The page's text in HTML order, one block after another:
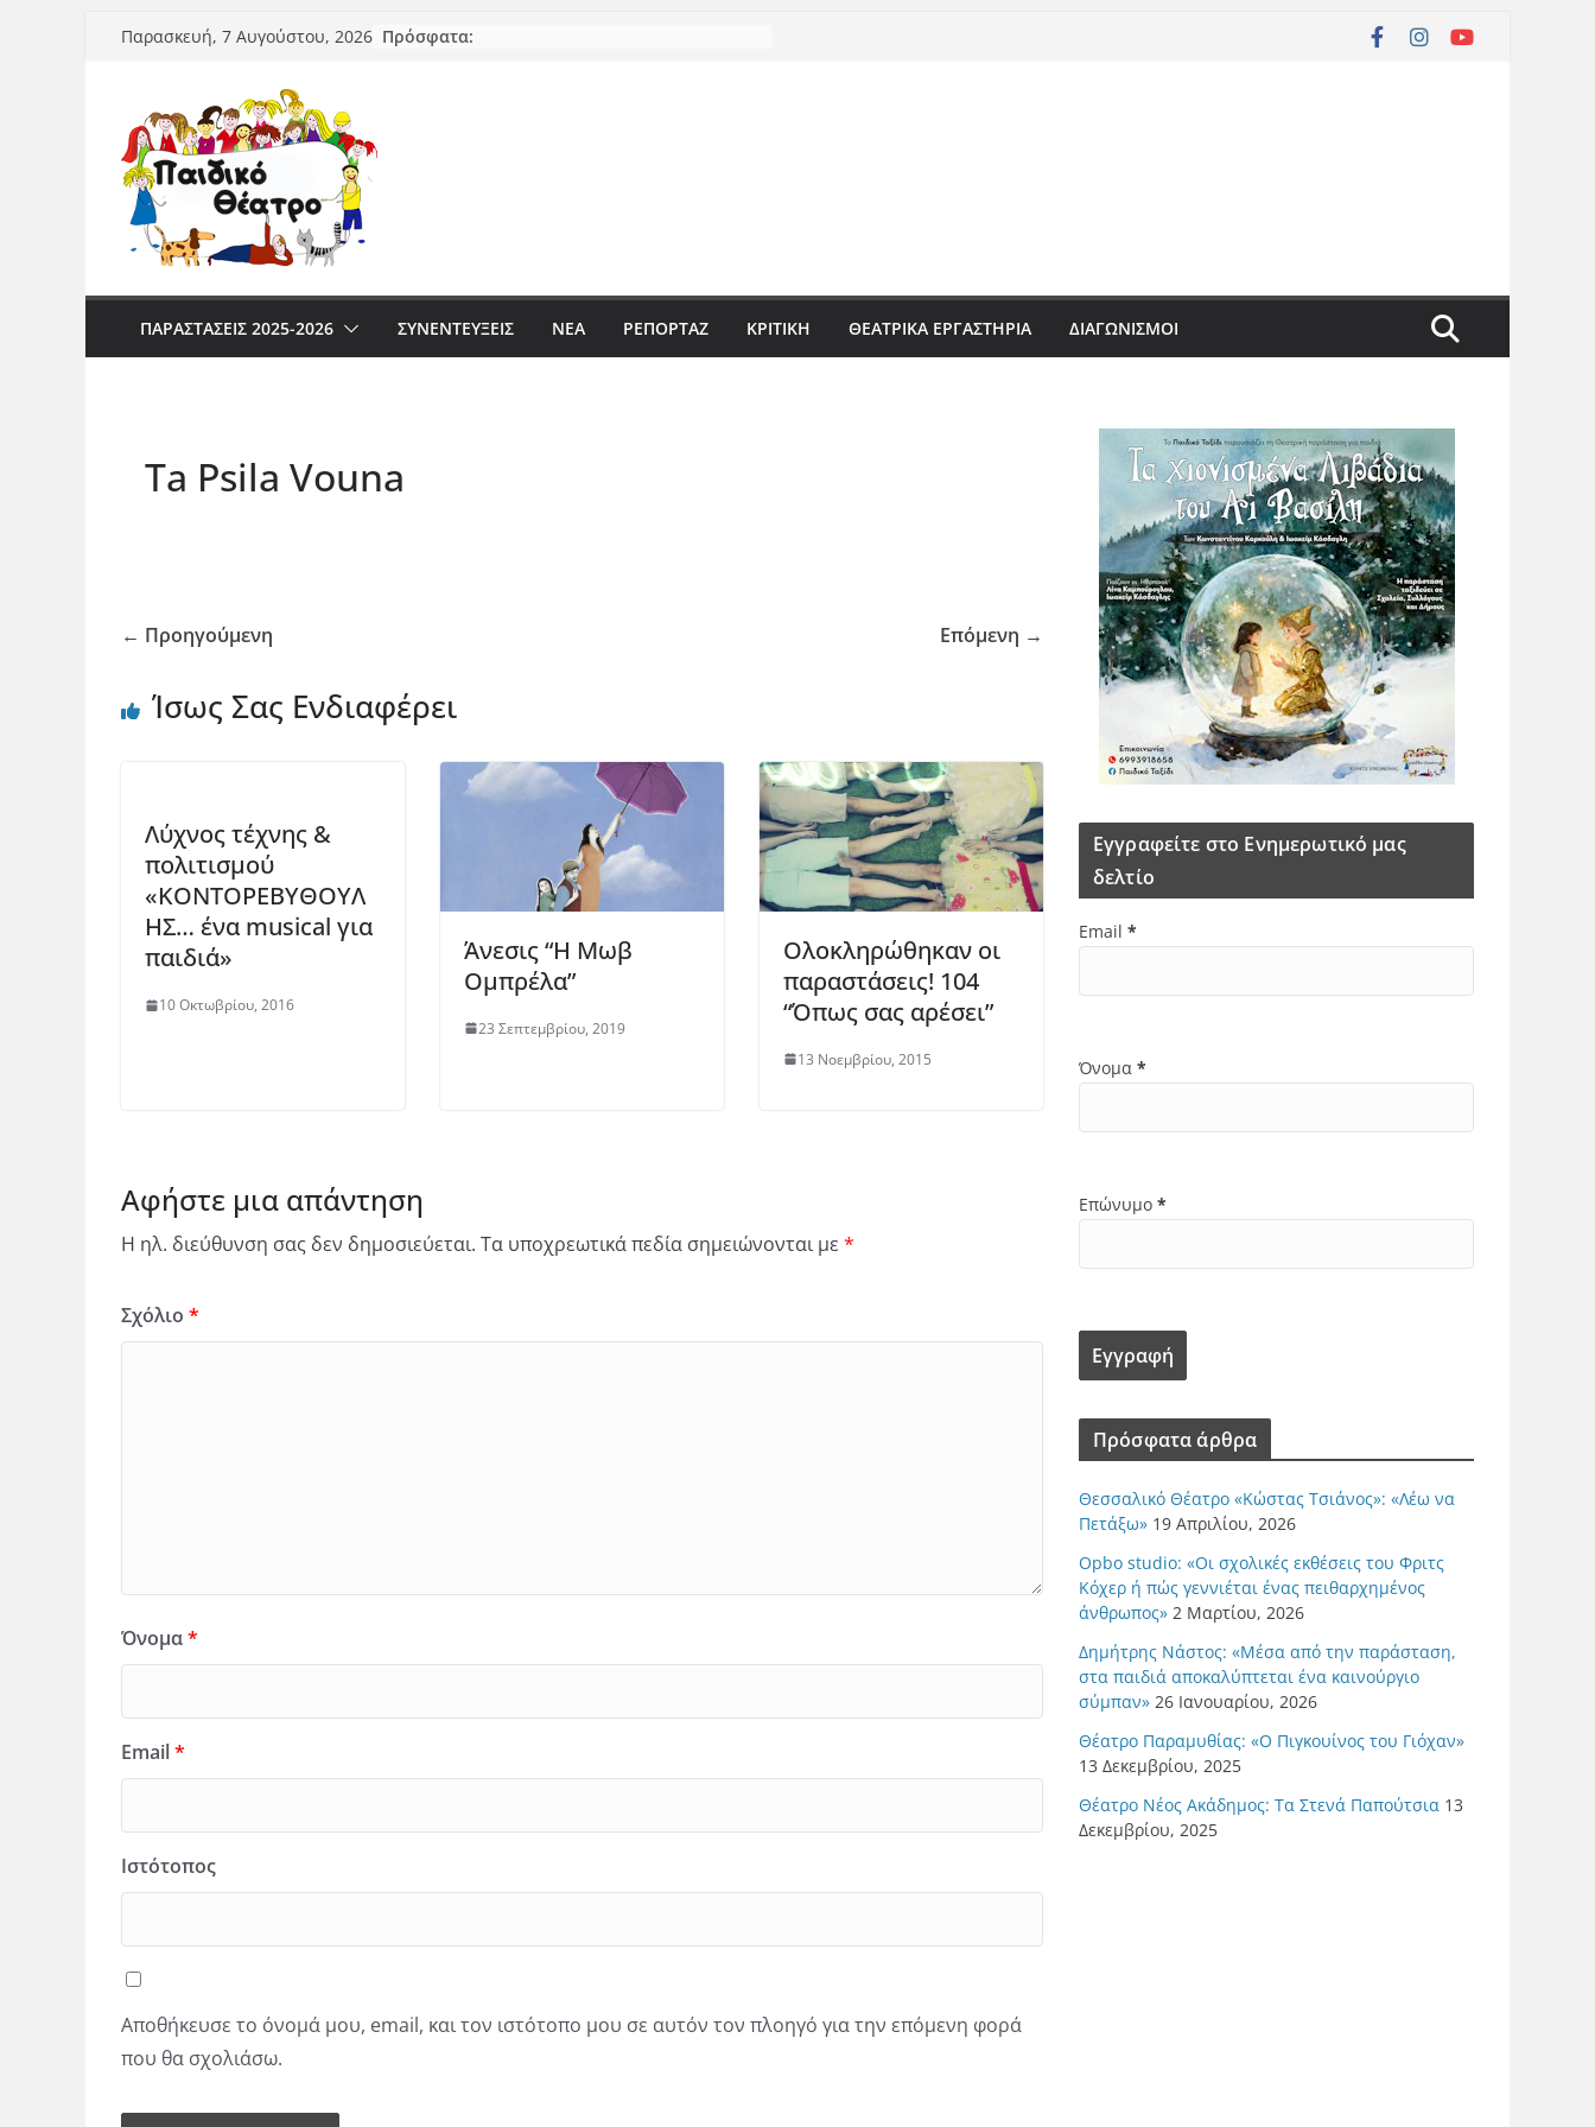
Μετάβαση
Παρασκευή, 7 Αυγούστου, 2026 Πρόσφατα:
ΠΑΡΑΣΤΆΣΕΙΣ 2025-2026 ΣΥΝΕΝΤΕΥΞΕΙΣ ΝΈΑ ΡΕΠΟΡΤΆΖ ΚΡΙΤΙΚΗ ΘΕΑΤΡΙΚΑ ΕΡΓΑΣΤΗΡΙΑ ΔΙΑΓΩΝΙΣΜΟΙ
Ta Psila Vouna
← Προηγούμενη Επόμενη →
Ίσως Σας Ενδιαφέρει
Λύχνος τέχνης &
πολιτισμού
«ΚΟΝΤΟΡΕΒΥΘΟΥΛ
ΗΣ… ένα musical για
παιδιά»
10 Οκτωβρίου, 2016
Άνεσις “Η Μωβ
Ομπρέλα”
23 Σεπτεμβρίου, 2019
Ολοκληρώθηκαν οι
παραστάσεις! 104
“Όπως σας αρέσει”
13 Νοεμβρίου, 2015
Αφήστε μια απάντηση
Η ηλ. διεύθυνση σας δεν δημοσιεύεται. Τα υποχρεωτικά πεδία σημειώνονται με *
Σχόλιο *
Όνομα*
Email*
Ιστότοπος
Αποθήκευσε το όνομά μου, email, και τον ιστότοπο μου σε αυτόν τον πλοηγό για την επόμενη φορά
που θα σχολιάσω.
Εγγραφείτε στο Ενημερωτικό μας
δελτίο
Email *
Όνομα *
Επώνυμο *
Πρόσφατα άρθρα
Θεσσαλικό Θέατρο «Κώστας Τσιάνος»: «Λέω να
Πετάξω» 19 Απριλίου, 2026
Opbo studio: «Οι σχολικές εκθέσεις του Φριτς
Κόχερ ή πώς γεννιέται ένας πειθαρχημένος
άνθρωπος» 2 Μαρτίου, 2026
Δημήτρης Νάστος: «Μέσα από την παράσταση,
στα παιδιά αποκαλύπτεται ένα καινούργιο
σύμπαν» 26 Ιανουαρίου, 2026
Θέατρο Παραμυθίας: «Ο Πιγκουίνος του Γιόχαν»
13 Δεκεμβρίου, 2025
Θέατρο Νέος Ακάδημος: Τα Στενά Παπούτσια 13
Δεκεμβρίου, 2025